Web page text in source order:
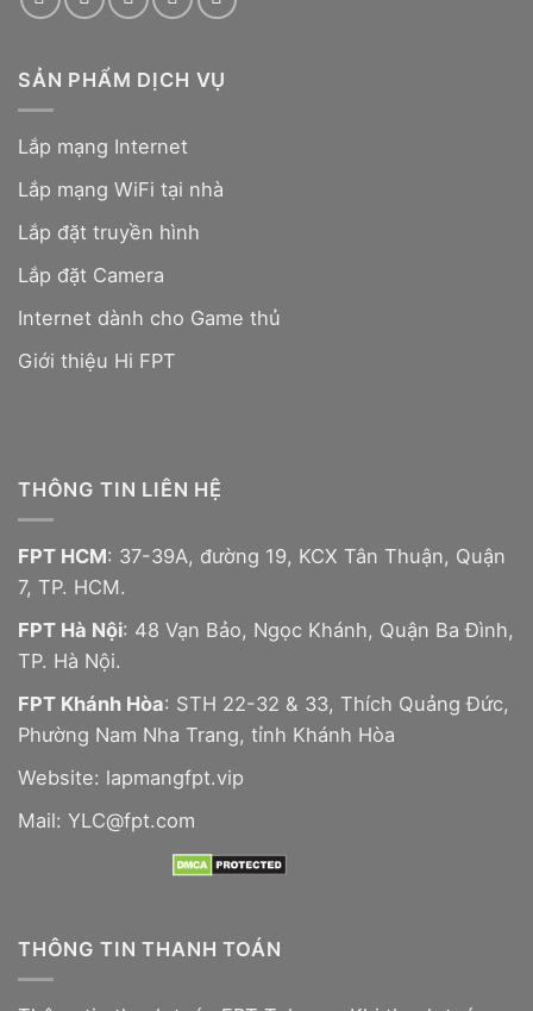
SẢN PHẨM DỊCH VỤ
Lắp mạng Internet
Lắp mạng WiFi tại nhà
Lắp đặt truyền hình
Lắp đặt Camera
Internet dành cho Game thủ
Giới thiệu Hi FPT
THÔNG TIN LIÊN HỆ
FPT HCM: 37-39A, đường 19, KCX Tân Thuận, Quận
7, TP. HCM.
FPT Hà Nội: 48 Vạn Bảo, Ngọc Khánh, Quận Ba Đình,
TP. Hà Nội.
FPT Khánh Hòa: STH 22-32 & 33, Thích Quảng Đức,
Phường Nam Nha Trang, tỉnh Khánh Hòa
Website: lapmangfpt.vip
Mail: YLC@fpt.com
THÔNG TIN THANH TOÁN